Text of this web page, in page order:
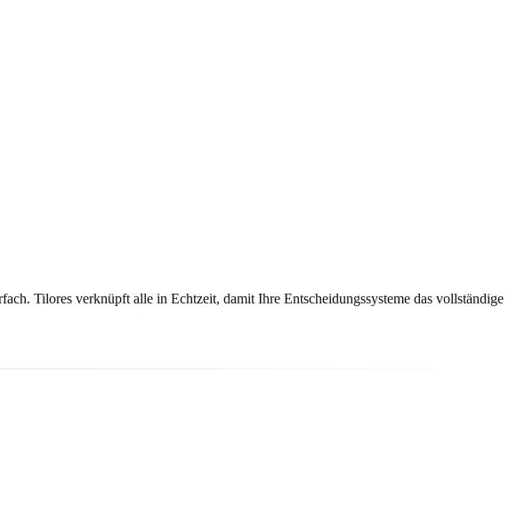
Tilores verknüpft alle in Echtzeit, damit Ihre Entscheidungssysteme das vollständige